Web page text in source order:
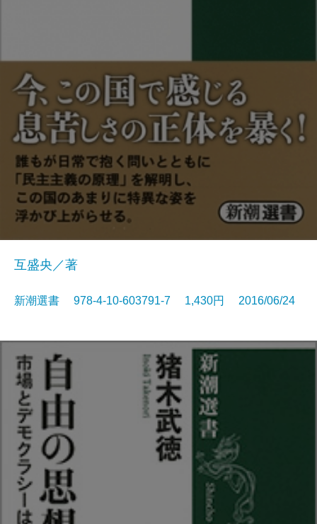
互盛央／著
新潮選書 978-4-10-603791-7 1,430円 2016/06/24